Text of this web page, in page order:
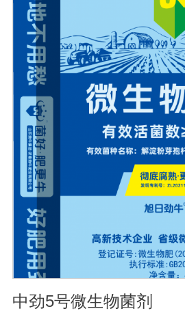
血清质量不会受到影响。
中劲5号微生物菌剂